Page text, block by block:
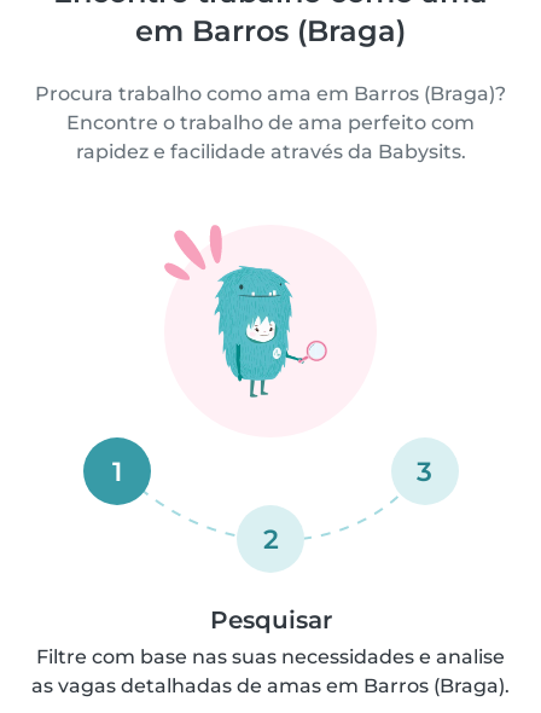
em Barros (Braga)
Procura trabalho como ama em Barros (Braga)?
Encontre o trabalho de ama perfeito com
rapidez e facilidade através da Babysits.
1
2
3
Pesquisar
Filtre com base nas suas necessidades e analise
as vagas detalhadas de amas em Barros (Braga).